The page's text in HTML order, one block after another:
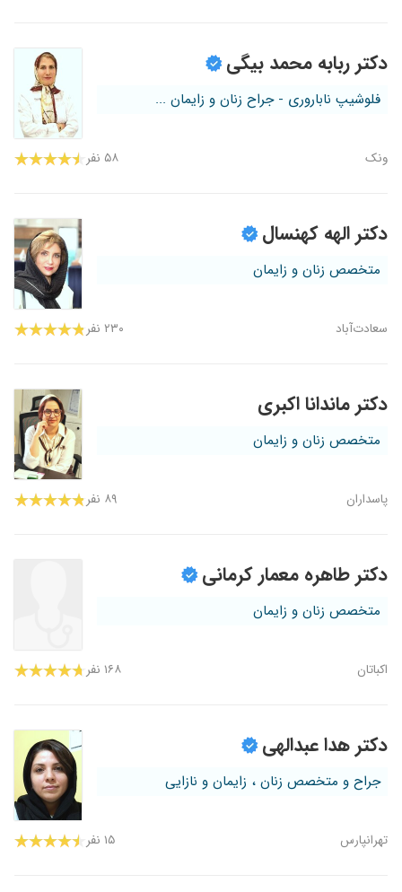
دکتر ربابه محمد بیگی
فلوشیپ ناباروری - جراح زنان و زایمان ...
ونک ۵۸ نفر
دکتر الهه کهنسال
متخصص زنان و زایمان
سعادت‌آباد ۲۳۰ نفر
دکتر ماندانا اکبری
متخصص زنان و زایمان
پاسداران ۸۹ نفر
دکتر طاهره معمار کرمانی
متخصص زنان و زایمان
اکباتان ۱۶۸ نفر
دکتر هدا عبدالهی
جراح و متخصص زنان ، زایمان و نازایی
تهرانپارس ۱۵ نفر